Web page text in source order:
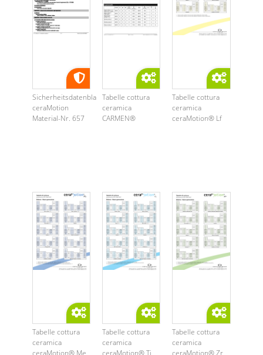
Sicherheitsdatenblatt
ceraMotion
Material-Nr. 657
Tabelle cottura
ceramica
CARMEN®
Tabelle cottura
ceramica
ceraMotion® Lf
Tabelle cottura
ceramica
ceraMotion® Me
Tabelle cottura
ceramica
ceraMotion® Ti
Tabelle cottura
ceramica
ceraMotion® Zr